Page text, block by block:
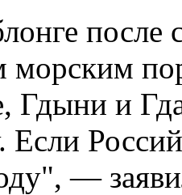
после
морским
Гдыни и
Если
—